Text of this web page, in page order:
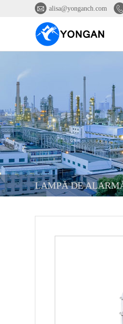
 alisa@yonganch.com 
LAMPĂ DE